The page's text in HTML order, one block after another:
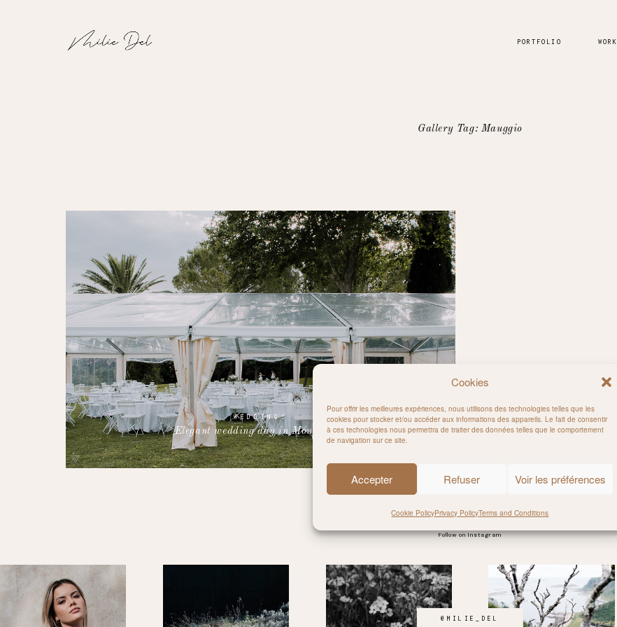
Cookies
Pour offrir les meilleures expériences, nous utilisons des technologies telles que les
cookies pour stocker et/ou accéder aux informations des appareils. Le fait de consentir
à ces technologies nous permettra de traiter des données telles que le comportement
de navigation sur ce site.
Accepter Refuser Voir les préférences
Cookie PolicyPrivacy PolicyTerms and Conditions
PORTFOLIO WORK
Gallery Tag: Mauggio
WEDDINGS
Elegant wedding day in Montpellier
Follow on Instagram
@MILIE_DEL